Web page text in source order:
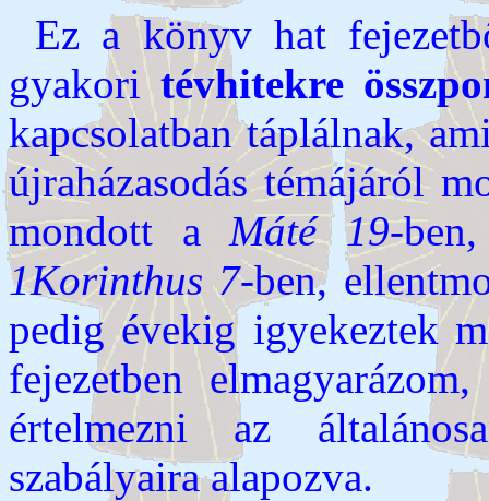
Ez a könyv hat
gyakoritévhitekre
kapcsolatban táplálnak,
újraházasodás témájáról
mondott aMáté 19-
1Korinthus 7-ben,
pedig évekig igyekeztek
fejezetben
értelmezni az
szabályaira alapozva.